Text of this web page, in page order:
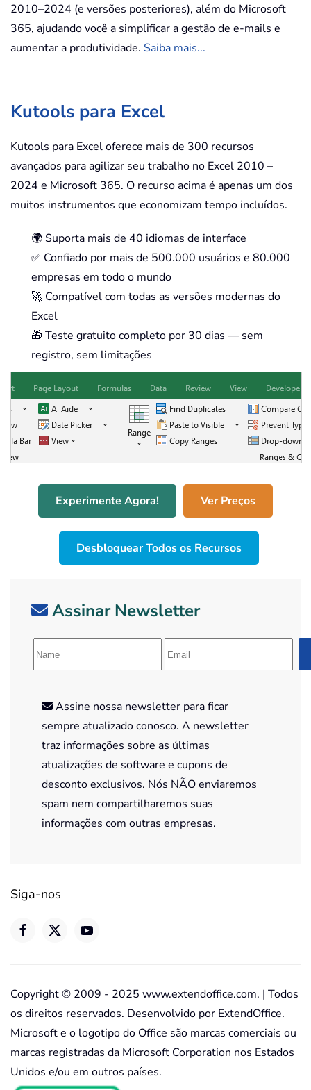
2010–2024 (e versões posteriores), além do Microsoft
365, ajudando você a simplificar a gestão de e-mails e
aumentar a produtividade. Saiba mais...
Kutools para Excel
Kutools para Excel oferece mais de 300 recursos
avançados para agilizar seu trabalho no Excel 2010 –
2024 e Microsoft 365. O recurso acima é apenas um dos
muitos instrumentos que economizam tempo incluídos.
🌍 Suporta mais de 40 idiomas de interface
✅ Confiado por mais de 500.000 usuários e 80.000
empresas em todo o mundo
🚀 Compatível com todas as versões modernas do
Excel
🎁 Teste gratuito completo por 30 dias — sem
registro, sem limitações
Experimente Agora! Ver Preços
Desbloquear Todos os Recursos
Assinar Newsletter
Assine nossa newsletter para ficar
sempre atualizado conosco. A newsletter
traz informações sobre as últimas
atualizações de software e cupons de
desconto exclusivos. Nós NÃO enviaremos
spam nem compartilharemos suas
informações com outras empresas.
Siga-nos
Copyright © 2009 - 2025 www.extendoffice.com. | Todos
os direitos reservados. Desenvolvido por ExtendOffice.
Microsoft e o logotipo do Office são marcas comerciais ou
marcas registradas da Microsoft Corporation nos Estados
Unidos e/ou em outros países.